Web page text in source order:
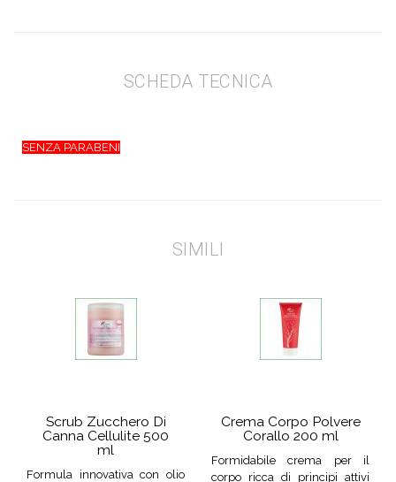
SCHEDA TECNICA
SENZA PARABENI
SIMILI
Scrub Zucchero Di
Canna Cellulite 500
ml
Formula innovativa con olio
Crema Corpo Polvere
Corallo 200 ml
Formidabile crema per il
corpo ricca di principi attivi